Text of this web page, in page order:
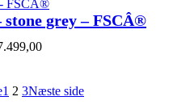
stone grey – FSCÂ®
1 2 3Næste side